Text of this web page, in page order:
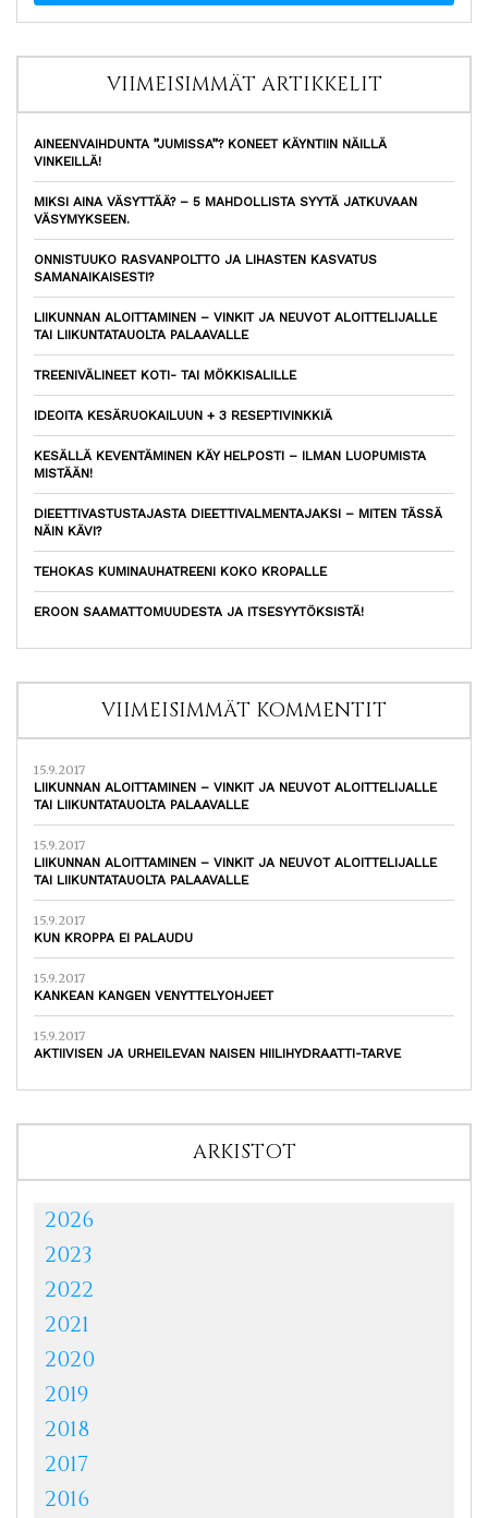
VIIMEISIMMÄT ARTIKKELIT
AINEENVAIHDUNTA ”JUMISSA”? KONEET KÄYNTIIN NÄILLÄ
VINKEILLÄ!
MIKSI AINA VÄSYTTÄÄ? – 5 MAHDOLLISTA SYYTÄ JATKUVAAN
VÄSYMYKSEEN.
ONNISTUUKO RASVANPOLTTO JA LIHASTEN KASVATUS
SAMANAIKAISESTI?
LIIKUNNAN ALOITTAMINEN – VINKIT JA NEUVOT ALOITTELIJALLE
TAI LIIKUNTATAUOLTA PALAAVALLE
TREENIVÄLINEET KOTI- TAI MÖKKISALILLE
IDEOITA KESÄRUOKAILUUN + 3 RESEPTIVINKKIÄ
KESÄLLÄ KEVENTÄMINEN KÄY HELPOSTI – ILMAN LUOPUMISTA
MISTÄÄN!
DIEETTIVASTUSTAJASTA DIEETTIVALMENTAJAKSI – MITEN TÄSSÄ
NÄIN KÄVI?
TEHOKAS KUMINAUHATREENI KOKO KROPALLE
EROON SAAMATTOMUUDESTA JA ITSESYYTÖKSISTÄ!
VIIMEISIMMÄT KOMMENTIT
15.9.2017
LIIKUNNAN ALOITTAMINEN – VINKIT JA NEUVOT ALOITTELIJALLE
TAI LIIKUNTATAUOLTA PALAAVALLE
15.9.2017
LIIKUNNAN ALOITTAMINEN – VINKIT JA NEUVOT ALOITTELIJALLE
TAI LIIKUNTATAUOLTA PALAAVALLE
15.9.2017
KUN KROPPA EI PALAUDU
15.9.2017
KANKEAN KANGEN VENYTTELYOHJEET
15.9.2017
AKTIIVISEN JA URHEILEVAN NAISEN HIILIHYDRAATTI-TARVE
ARKISTOT
2026
2023
2022
2021
2020
2019
2018
2017
2016